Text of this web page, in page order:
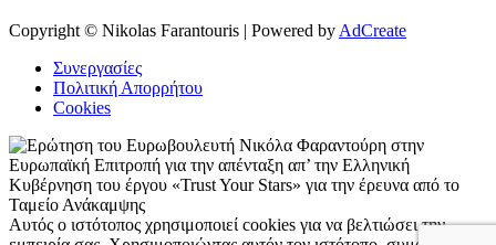
Copyright © Nikolas Farantouris | Powered by AdCreate
Συνεργασίες
Πολιτική Απορρήτου
Cookies
Αυτός ο ιστότοπος χρησιμοποιεί cookies για να βελτιώσει την